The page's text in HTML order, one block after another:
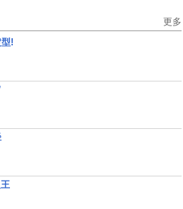
更多
!